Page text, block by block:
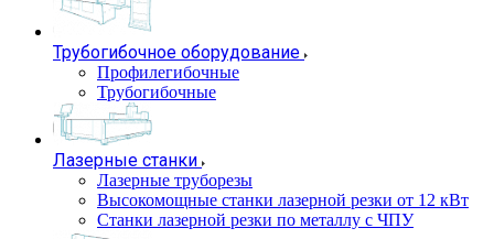
Трубогибочное оборудование
Профилегибочные
Трубогибочные
Лазерные станки
Лазерные труборезы
Высокомощные станки лазерной резки от 12 кВт
Станки лазерной резки по металлу с ЧПУ